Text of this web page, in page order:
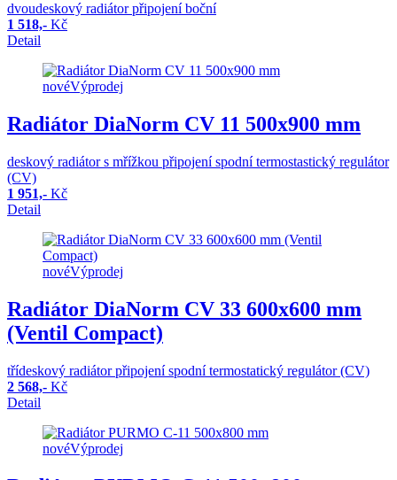
dvoudeskový radiátor připojení boční
1 518,- Kč
Detail
novéVýprodej
Radiátor DiaNorm CV 11 500x900 mm
deskový radiátor s mřížkou připojení spodní termostastický regulátor
(CV)
1 951,- Kč
Detail
novéVýprodej
Radiátor DiaNorm CV 33 600x600 mm
(Ventil Compact)
třídeskový radiátor připojení spodní termostatický regulátor (CV)
2 568,- Kč
Detail
novéVýprodej